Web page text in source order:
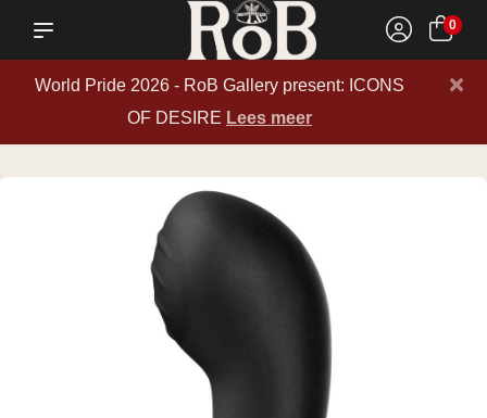
0
World Pride 2026 - RoB Gallery present: ICONS
OF DESIRE Lees meer
×